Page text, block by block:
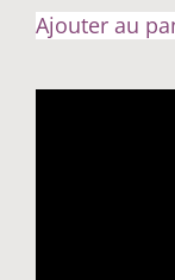
Ajouter au